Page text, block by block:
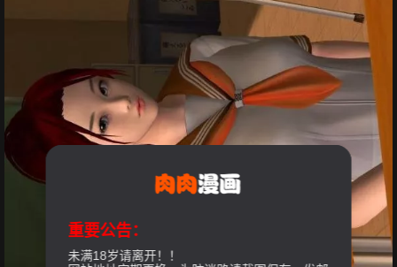
重要公告：
未满18岁请离开！！